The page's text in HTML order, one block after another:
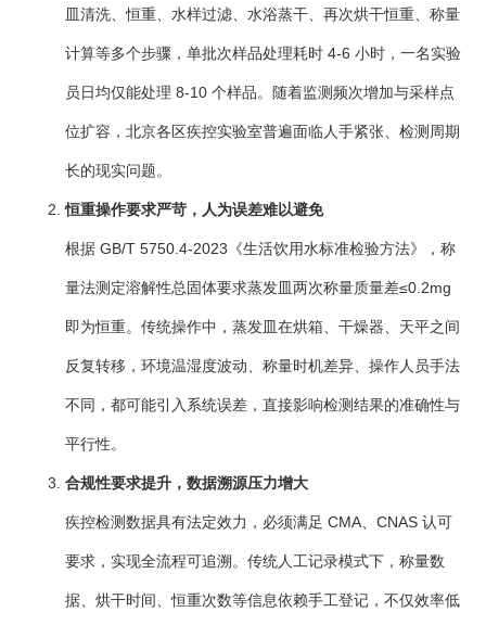
皿清洗、恒重、水样过滤、水浴蒸干、再次烘干恒重、称量
计算等多个步骤，单批次样品处理耗时 4-6 小时，一名实验
员日均仅能处理 8-10 个样品。随着监测频次增加与采样点
位扩容，北京各区疾控实验室普遍面临人手紧张、检测周期
长的现实问题。
恒重操作要求严苛，人为误差难以避免
根据 GB/T 5750.4-2023《生活饮用水标准检验方法》，称
量法测定溶解性总固体要求蒸发皿两次称量质量差≤0.2mg
即为恒重。传统操作中，蒸发皿在烘箱、干燥器、天平之间
反复转移，环境温湿度波动、称量时机差异、操作人员手法
不同，都可能引入系统误差，直接影响检测结果的准确性与
平行性。
合规性要求提升，数据溯源压力增大
疾控检测数据具有法定效力，必须满足 CMA、CNAS 认可
要求，实现全流程可追溯。传统人工记录模式下，称量数
据、烘干时间、恒重次数等信息依赖手工登记，不仅效率低